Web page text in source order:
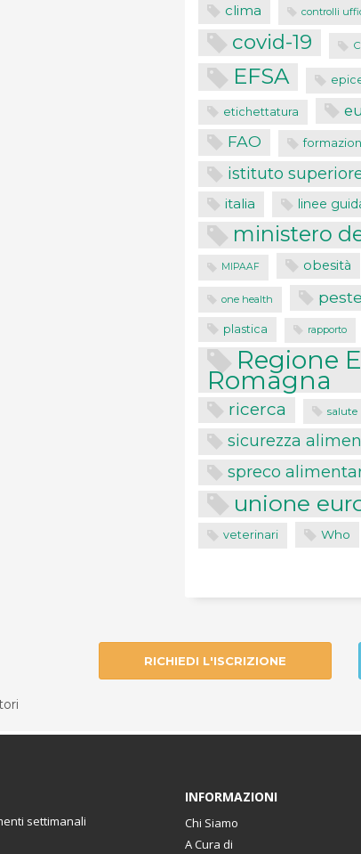
clima controlli
covid-19
EFSA
etichettatura
FAO
istituto
italia linee
ministero
MIPAAF obesità
one health
plastica rapporto
Regione
Romagna
ricerca salute
sicurezza
spreco
unione
veterinari Who
RICHIEDI L'ISCRIZIONE
settimanali
INFORMAZIONI
Chi Siamo
A Cura di